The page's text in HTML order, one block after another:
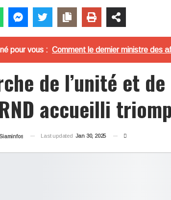
pour vous : Comment le dernier ministre des
de l’unité et
accueilli
Last updated Jan 30, 2025